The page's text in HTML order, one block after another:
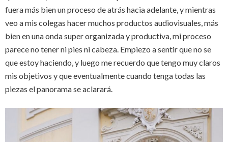
fuera más bien un proceso de atrás hacia adelante, y mientras
veo a mis colegas hacer muchos productos audiovisuales, más
bien en una onda super organizada y productiva, mi proceso
parece no tener ni pies ni cabeza. Empiezo a sentir que no se
que estoy haciendo, y luego me recuerdo que tengo muy claros
mis objetivos y que eventualmente cuando tenga todas las
piezas el panorama se aclarará.